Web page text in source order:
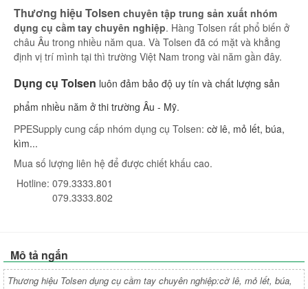
Thương hiệu Tolsen chuyên tập trung sản xuất nhóm
dụng cụ cầm tay chuyên nghiệp. Hàng Tolsen rất phổ biến ở
châu Âu trong nhiều năm qua. Và Tolsen đã có mặt và khẳng
định vị trí mình tại thì trường Việt Nam trong vài năm gần đây.
Dụng cụ Tolsen luôn đảm bảo độ uy tín và chất lượng sản
phẩm nhiều năm ở thi trường Âu - Mỹ.
PPESupply cung cấp nhóm dụng cụ Tolsen: cờ lê, mỏ lết, búa,
kìm...
Mua số lượng liên hệ để được chiết khấu cao.
Hotline: 079.3333.801
079.3333.802
Mô tả ngắn
Thương hiệu Tolsen dụng cụ cầm tay chuyên nghiệp:cờ lê, mỏ lết, búa,